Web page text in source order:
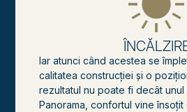
Iar atunci când acestea se
calitatea construcţiei şi o
rezultatul nu poate fi decât unul
Panorama, confortul vine însoțit